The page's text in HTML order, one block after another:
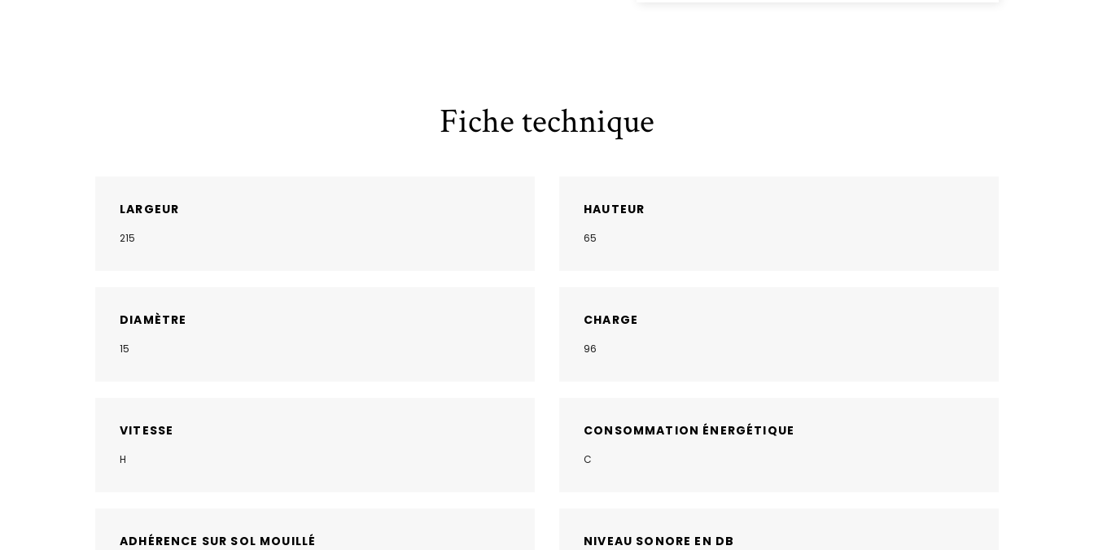
Fiche technique
LARGEUR
215
HAUTEUR
65
DIAMÈTRE
15
CHARGE
96
VITESSE
H
CONSOMMATION ÉNERGÉTIQUE
C
ADHÉRENCE SUR SOL MOUILLÉ NIVEAU SONORE EN DB